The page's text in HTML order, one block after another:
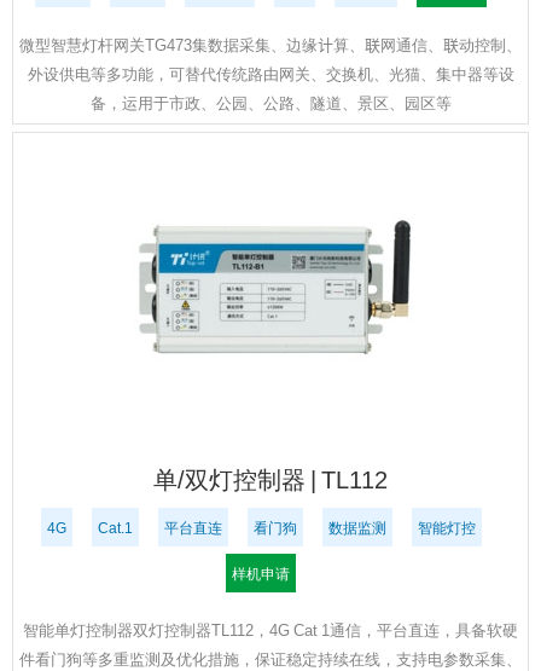
微型智慧灯杆网关TG473集数据采集、边缘计算、联网通信、联动控制、
外设供电等多功能，可替代传统路由网关、交换机、光猫、集中器等设
备，运用于市政、公园、公路、隧道、景区、园区等
单/双灯控制器 | TL112
4G Cat.1 平台直连 看门狗 数据监测 智能灯控
样机申请
智能单灯控制器双灯控制器TL112，4G Cat 1通信，平台直连，具备软硬
件看门狗等多重监测及优化措施，保证稳定持续在线，支持电参数采集、